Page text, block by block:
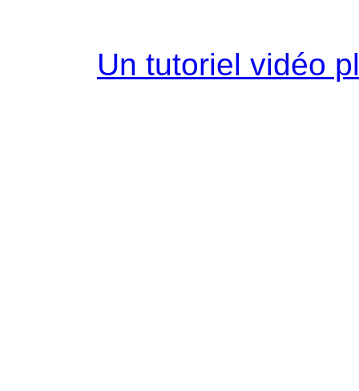
Un tutoriel vidéo